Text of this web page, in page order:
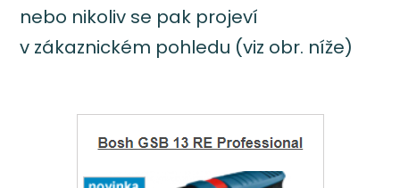
nebo nikoliv se pak projeví
v zákaznickém pohledu (viz obr. níže)